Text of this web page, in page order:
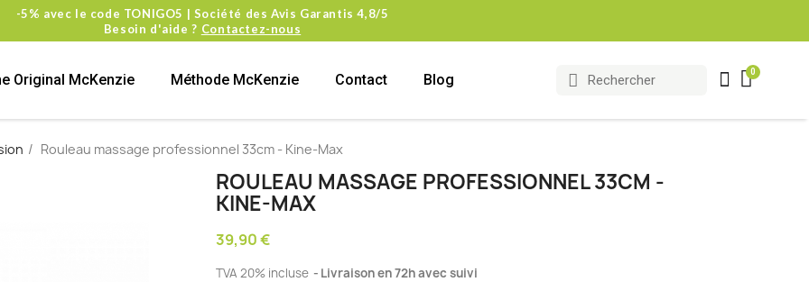
-5% avec le code TONIGO5 | Société des Avis Garantis 4,8/5
Besoin d'aide ? Contactez-nous
Original McKenzie Méthode McKenzie Contact Blog
Rouleau massage professionnel 33cm - Kine-Max
ROULEAU MASSAGE PROFESSIONNEL 33CM -
KINE-MAX
39,90 €
TVA 20% incluse Livraison en 72h avec suivi